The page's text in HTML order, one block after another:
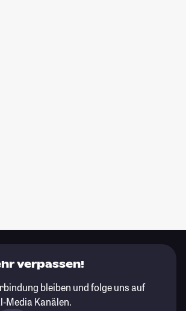
verpassen!
bleiben und folge uns auf
Media Kanälen.